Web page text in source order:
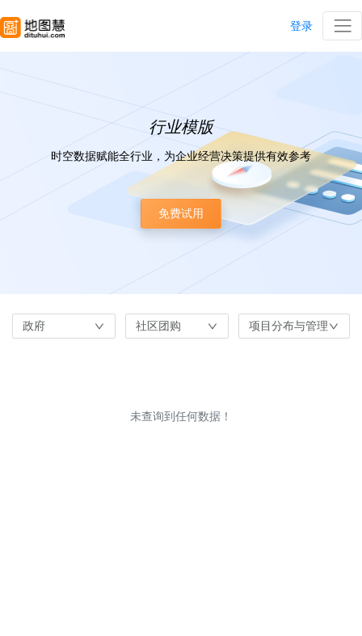
登录
行业模版
时空数据赋能全行业，为企业经营决策提供有效参考
免费试用
政府 社区团购 项目分布与管理
未查询到任何数据！